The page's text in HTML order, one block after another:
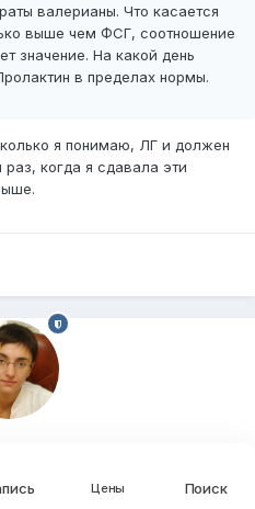
валерианы. Что касается
выше чем ФСГ, соотношение
значение. На какой день
в пределах нормы.
я понимаю, ЛГ и должен
когда я сдавала эти
Цены Поиск